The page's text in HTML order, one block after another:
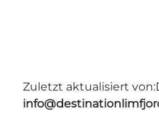
Zuletzt aktualisiert von: